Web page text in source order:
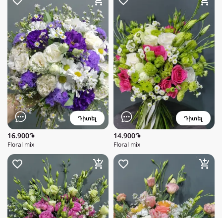
Դիտել
16.900֏
Floral mix
Դիտել
14.900֏
Floral mix